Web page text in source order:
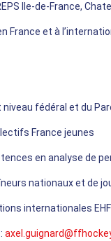
Ile-de-France,
France et à
niveau fédéral et du
France jeunes
en analyse de
nationaux et de
internationales EHF